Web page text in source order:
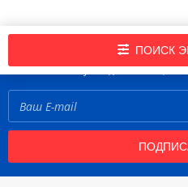
ПОИСК
Подпишись на нашу
Нажимая кнопку «Подписаться», вы